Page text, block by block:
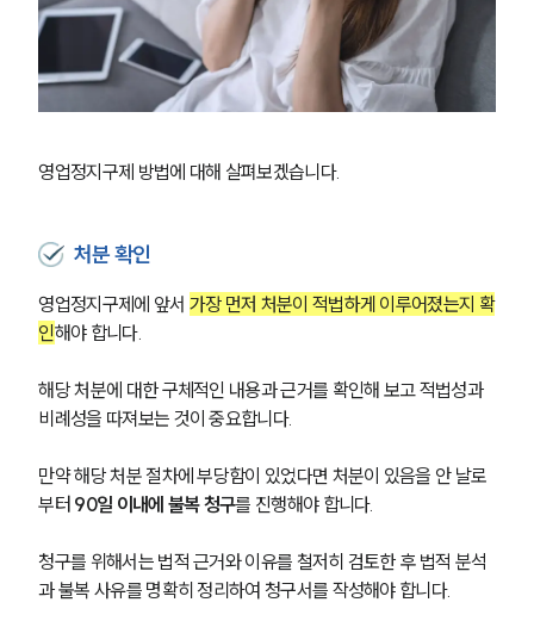
영업정지구제 방법에 대해 살펴보겠습니다.
처분 확인
영업정지구제에 앞서 가장 먼저 처분이 적법하게 이루어졌는지 확
인해야 합니다.
해당 처분에 대한 구체적인 내용과 근거를 확인해 보고 적법성과
비례성을 따져보는 것이 중요합니다.
만약 해당 처분 절차에 부당함이 있었다면 처분이 있음을 안 날로
부터 90일 이내에 불복 청구를 진행해야 합니다.
청구를 위해서는 법적 근거와 이유를 철저히 검토한 후 법적 분석
과 불복 사유를 명확히 정리하여 청구서를 작성해야 합니다.